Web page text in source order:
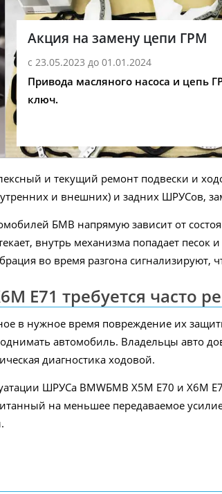
Акция на замену цепи ГРМ
с 23.05.2023 до 01.01.2024
Привода масляного насоса и цепь
ключ.
и текущий ремонт подвески и
и внешних) и задних ШРУСов,
БМВ напрямую зависит от
внутрь механизма попадает
во время разгона сигнализируют,
E71 требуется часто
в нужное время повреждение их
автомобиль. Владельцы авто
диагностика ходовой.
ШРУСа BMWБМВ X5M E70 и X6M
на меньшее передаваемое